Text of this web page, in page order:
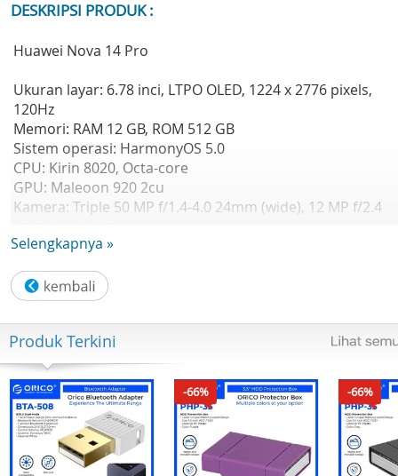
DESKRIPSI PRODUK :
Huawei Nova 14 Pro
Ukuran layar: 6.78 inci, LTPO OLED, 1224 x 2776 pixels,
120Hz
Memori: RAM 12 GB, ROM 512 GB
Sistem operasi: HarmonyOS 5.0
CPU: Kirin 8020, Octa-core
GPU: Maleoon 920 2cu
Kamera: Triple 50 MP f/1.4-4.0 24mm (wide), 12 MP f/2.4
depan: Dual 8 MP f/2.2 52mm (telephoto), 50 MP f/2.0
Baterai: 5500 mAh
Berat: 207 g
Selengkapnya »
Produk Terkini
-66% -66%